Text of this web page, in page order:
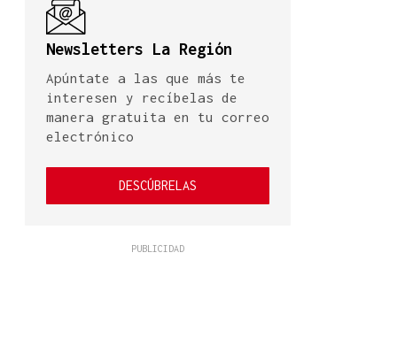
Newsletters La Región
Apúntate a las que más te
interesen y recíbelas de
manera gratuita en tu correo
electrónico
DESCÚBRELAS